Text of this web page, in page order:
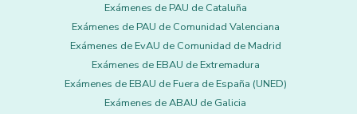
Exámenes de PAU de Cataluña
Exámenes de PAU de Comunidad Valenciana
Exámenes de EvAU de Comunidad de Madrid
Exámenes de EBAU de Extremadura
Exámenes de EBAU de Fuera de España (UNED)
Exámenes de ABAU de Galicia